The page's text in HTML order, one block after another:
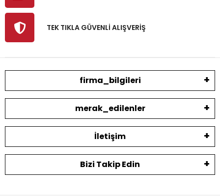
TEK TIKLA GÜVENLİ ALIŞVERİŞ
firma_bilgileri
merak_edilenler
İletişim
Bizi Takip Edin